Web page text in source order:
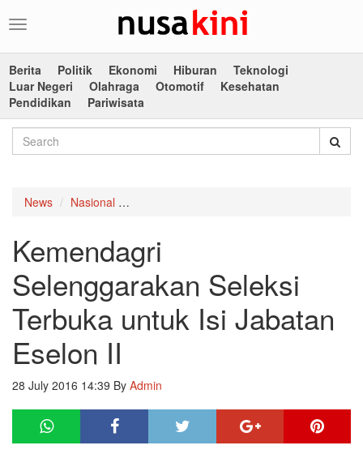
Toggle
Berita
Politik Ekonomi Hiburan
Teknologi
Luar Negeri
Olahraga Otomotif
Kesehatan
Pendidikan
Pariwisata
News Nasional
Kemendagri
Selenggarakan Seleksi
Terbuka untuk Isi Jabatan
Eselon II
28 July 2016 14:39 By Admin